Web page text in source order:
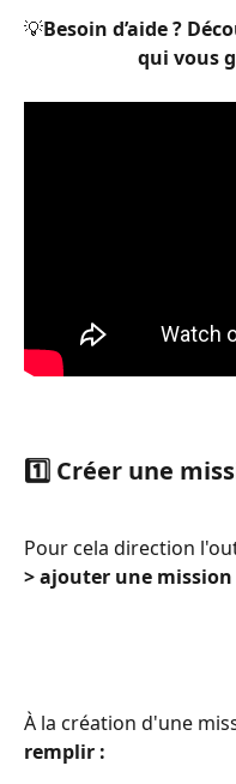
💡Besoin d’aide ?
qui vous
1️⃣ Créer une
Pour cela direction
> ajouter une mission
À la création d'une
remplir :